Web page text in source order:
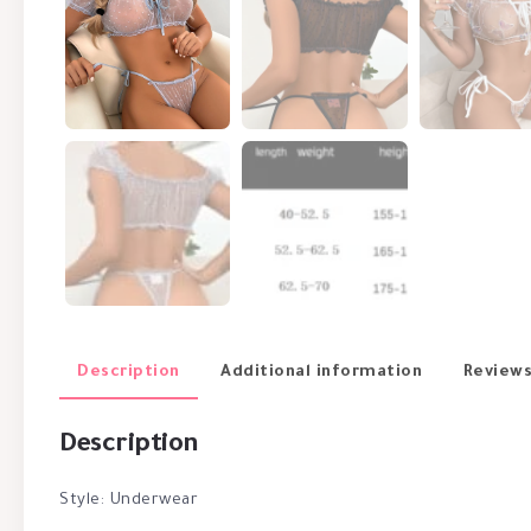
Description Additional information
Description
Style: Underwear